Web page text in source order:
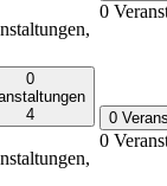
0
0
4
0
0